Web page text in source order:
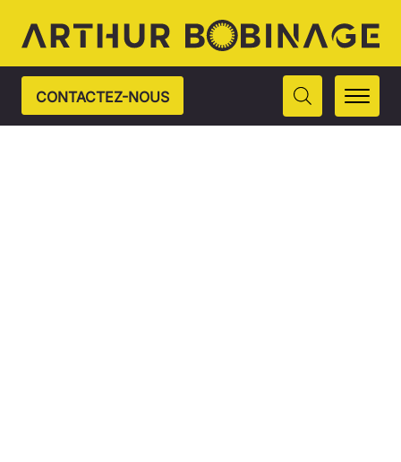
CONTACTEZ-NOUS